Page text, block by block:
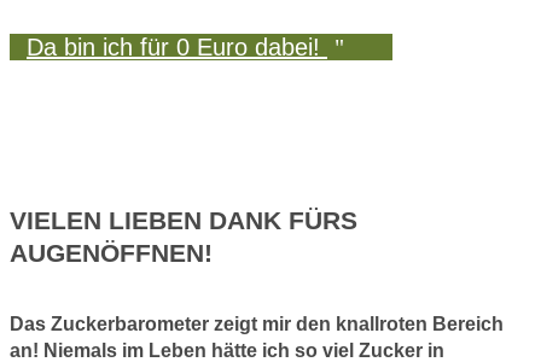
Da bin ich für 0 Euro dabei!
VIELEN LIEBEN DANK FÜRS
AUGENÖFFNEN!
Das Zuckerbarometer zeigt mir den knallroten Bereich
an! Niemals im Leben hätte ich so viel Zucker in